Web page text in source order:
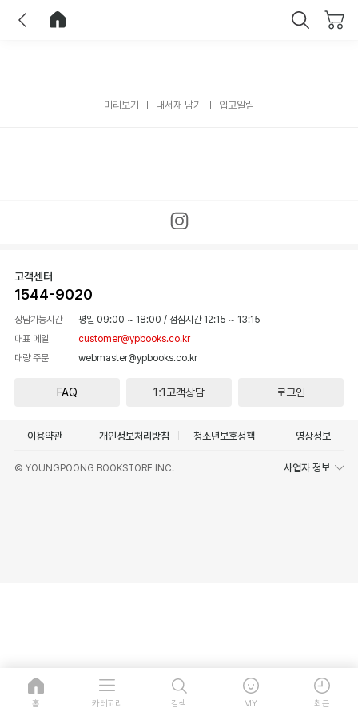
미리보기 내서재 담기 입고알림
고객센터
1544-9020
상담가능시간 평일 09:00 ~ 18:00 / 점심시간 12:15 ~ 13:15
대표 메일
customer@ypbooks.co.kr
대량 주문
webmaster@ypbooks.co.kr
FAQ 1:1고객상담 로그인
이용약관 개인정보처리방침 청소년보호정책 영상정보
© YOUNGPOONG BOOKSTORE INC. 사업자 정보
홈 카테고리 검색 MY 최근